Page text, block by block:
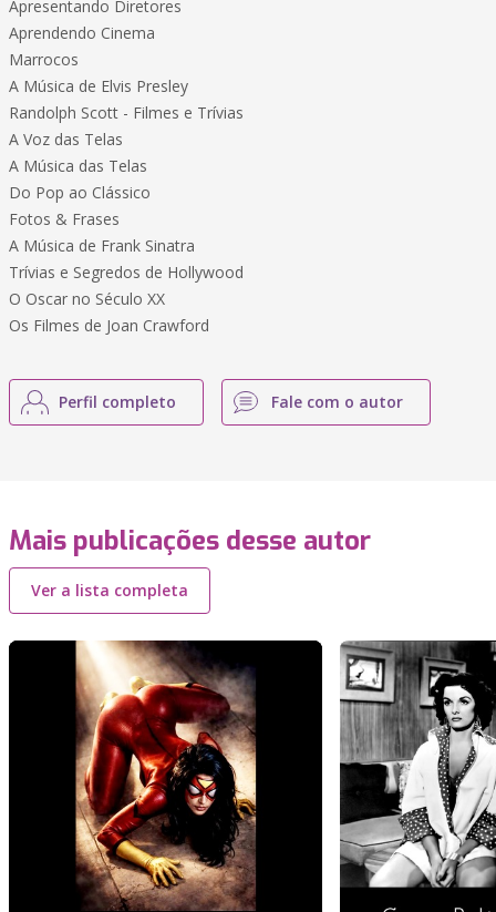
Apresentando Diretores
Aprendendo Cinema
Marrocos
A Música de Elvis Presley
Randolph Scott - Filmes e Trívias
A Voz das Telas
A Música das Telas
Do Pop ao Clássico
Fotos & Frases
A Música de Frank Sinatra
Trívias e Segredos de Hollywood
O Oscar no Século XX
Os Filmes de Joan Crawford
Perfil completo Fale com o autor
Mais publicações desse autor
Ver a lista completa